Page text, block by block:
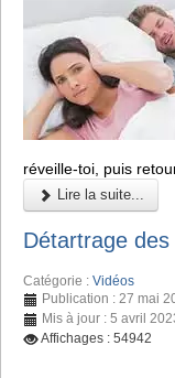
réveille-toi, puis
Lire la suite...
Détartrage
Catégorie : Vidéos
Publication : 27 mai
Mis à jour : 5 avril
Affichages : 54942